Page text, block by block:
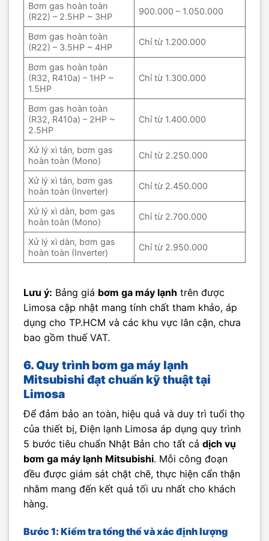
Bơm gas hoàn toàn
(R22) – 2.5HP ~ 3HP
900.000 – 1.050.000
Bơm gas hoàn toàn
(R22) – 3.5HP ~ 4HP
Chỉ từ 1.200.000
Bơm gas hoàn toàn
(R32, R410a) – 1HP ~
1.5HP
Chỉ từ 1.300.000
Bơm gas hoàn toàn
(R32, R410a) – 2HP ~
2.5HP
Chỉ từ 1.400.000
Xử lý xì tán, bơm gas
hoàn toàn (Mono)
Chỉ từ 2.250.000
Xử lý xì tán, bơm gas
hoàn toàn (Inverter)
Chỉ từ 2.450.000
Xử lý xì dàn, bơm gas
hoàn toàn (Mono)
Chỉ từ 2.700.000
Xử lý xì dàn, bơm gas
hoàn toàn (Inverter)
Chỉ từ 2.950.000
Lưu ý: Bảng giá bơm ga máy lạnh trên được
Limosa cập nhật mang tính chất tham khảo, áp
dụng cho TP.HCM và các khu vực lân cận, chưa
bao gồm thuế VAT.
6. Quy trình bơm ga máy lạnh
Mitsubishi đạt chuẩn kỹ thuật tại
Limosa
Để đảm bảo an toàn, hiệu quả và duy trì tuổi thọ
của thiết bị, Điện lạnh Limosa áp dụng quy trình
5 bước tiêu chuẩn Nhật Bản cho tất cả dịch vụ
bơm ga máy lạnh Mitsubishi. Mỗi công đoạn
đều được giám sát chặt chẽ, thực hiện cẩn thận
nhằm mang đến kết quả tối ưu nhất cho khách
hàng.
Bước 1: Kiểm tra tổng thể và xác định lượng